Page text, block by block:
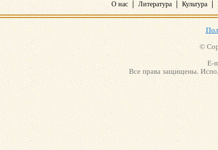
О нас Литература Культура
©
E-
Все права защищены.